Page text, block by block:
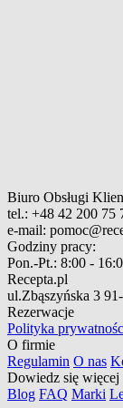
Biuro Obsługi
tel.: +48 42 200 75
e-mail:
Godziny pracy:
Pon.-Pt.: 8:00 -
Recepta.pl
ul.Zbąszyńska 3
Rezerwacje
Polityka
O firmie
Regulamin O nas
Dowiedz się więcej
Blog FAQ Marki